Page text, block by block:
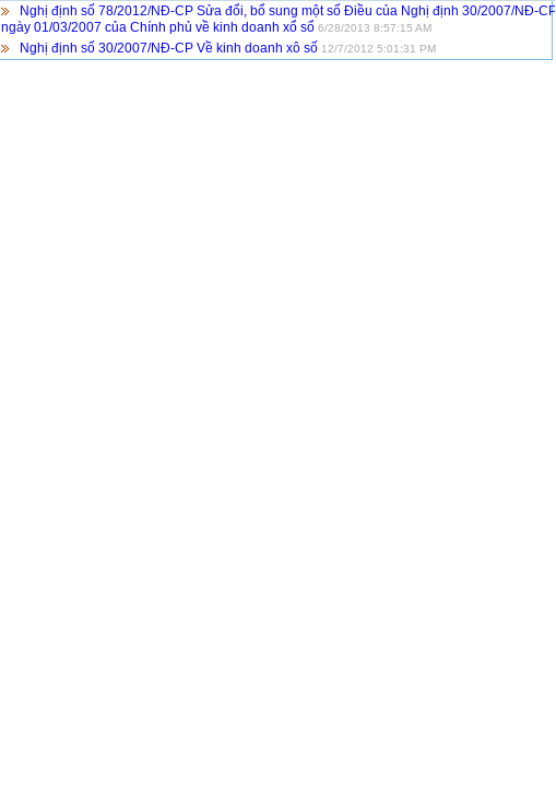
Nghị định số 78/2012/NĐ-CP Sửa đổi, bổ sung một số Điều của Nghị định 30/2007/NĐ-CP
ngày 01/03/2007 của Chính phủ về kinh doanh xổ sổ 6/28/2013 8:57:15 AM
Nghị định số 30/2007/NĐ-CP Về kinh doanh xô số 12/7/2012 5:01:31 PM